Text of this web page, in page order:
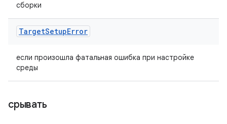
сборки
TargetSetupError
если произошла фатальная ошибка при настройке
среды
срывать